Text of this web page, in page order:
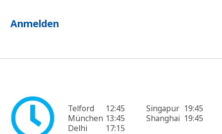
Anmelden
Telford
12:45
München 13:45
Delhi
17:15
Singapur 19:45
Shanghai 19:45